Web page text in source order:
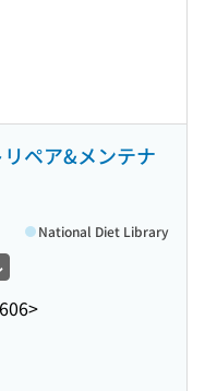
ペア&メンテナ
National Diet Library